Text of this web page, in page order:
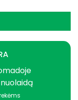
is: